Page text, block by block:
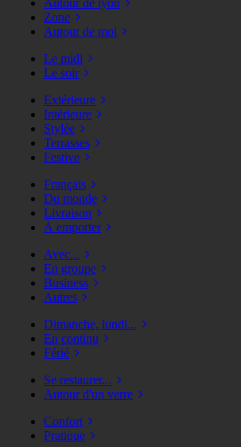
Autour de lyon
Zone
Autour de moi
Le midi
Le soir
Extérieure
Intérieure
Stylée
Terrasses
Festive
Français
Du monde
Livraison
À emporter
Avec...
En groupe
Business
Autres
Dimanche, lundi...
En continu
Férié
Se restaurer...
Autour d'un verre
Confort
Pratique